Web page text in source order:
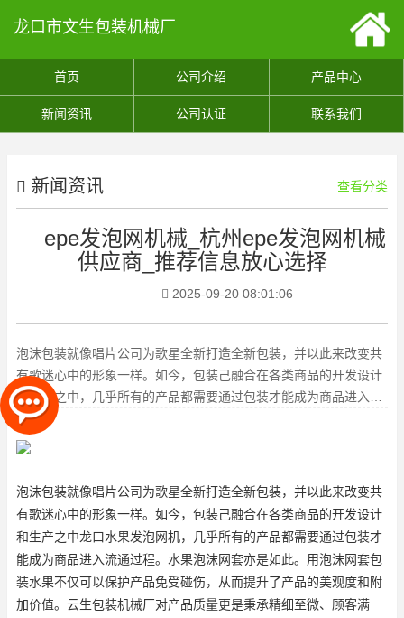
龙口市文生包装机械厂
首页 公司介绍 产品中心
新闻资讯 公司认证 联系我们
新闻资讯 查看分类
epe发泡网机械_杭州epe发泡网机械
供应商_推荐信息放心选择
2025-09-20 08:01:06
泡沫包装就像唱片公司为歌星全新打造全新包装，并以此来改变共
有歌迷心中的形象一样。如今，包装己融合在各类商品的开发设计
和生产之中，几乎所有的产品都需要通过包装才能成为商品进入流
通过程。水果泡沫网套亦是如
泡沫包装就像唱片公司为歌星全新打造全新包装，并以此来改变共
有歌迷心中的形象一样。如今，包装己融合在各类商品的开发设计
和生产之中龙口水果发泡网机，几乎所有的产品都需要通过包装才
能成为商品进入流通过程。水果泡沫网套亦是如此。用泡沫网套包
装水果不仅可以保护产品免受碰伤，从而提升了产品的美观度和附
加价值。云生包装机械厂对产品质量更是秉承精细至微、顾客满